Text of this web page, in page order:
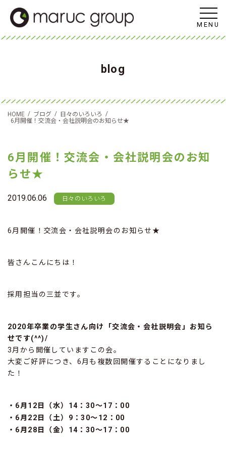
MENU
blog
HOME / ブログ / 日々のいろいろ /
6月開催！交流会・会社説明会のお知らせ★
6月開催！交流会・会社説明会のお知
らせ★
2019.06.06 日々のいろいろ
6月開催！交流会・会社説明会のお知らせ★
皆さんこんにちは！
採用担当の三並です。
2020年卒業の学生さん向け「交流会・会社説明会」お知ら
せです(^^)/
3月から開催していますこの会。
大変ご好評につき、6月も複数回開催することになりまし
た！
・6月12日（水）14：30～17：00
・6月22日（土）9：30～12：00
・6月28日（金）14：30～17：00